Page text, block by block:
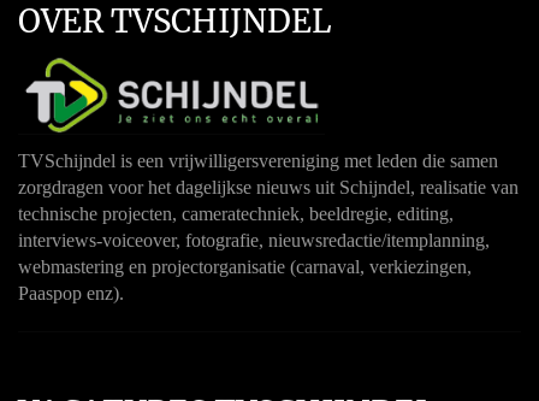
OVER TVSCHIJNDEL
TVSchijndel is een vrijwilligersvereniging met leden die samen
zorgdragen voor het dagelijkse nieuws uit Schijndel, realisatie van
technische projecten, cameratechniek, beeldregie, editing,
interviews-voiceover, fotografie, nieuwsredactie/itemplanning,
webmastering en projectorganisatie (carnaval, verkiezingen,
Paaspop enz).